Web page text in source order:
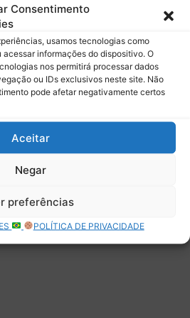
Consentimento
usamos tecnologias como
informações do dispositivo. O
nos permitirá processar dados
ou IDs exclusivos neste site. Não
pode afetar negativamente certos
Aceitar
Negar
preferências
POLÍTICA DE PRIVACIDADE
Assinar